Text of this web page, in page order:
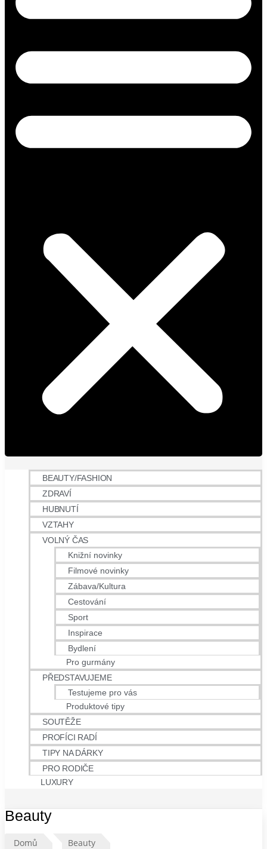
BEAUTY/FASHION
ZDRAVÍ
HUBNUTÍ
VZTAHY
VOLNÝ ČAS
Knižní novinky
Filmové novinky
Zábava/Kultura
Cestování
Sport
Inspirace
Bydlení
Pro gurmány
PŘEDSTAVUJEME
Testujeme pro vás
Produktové tipy
SOUTĚŽE
PROFÍCI RADÍ
TIPY NA DÁRKY
PRO RODIČE
LUXURY
Beauty
Domů Beauty